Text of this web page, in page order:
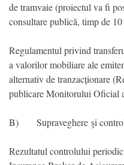
de tramvaie (proiectul va fi
consultare publică, timp de
Regulamentul privind
a valorilor mobiliare ale
alternativ de tranzacționare
publicare Monitorului Oficial
B) Supraveghere şi
Rezultatul controlului